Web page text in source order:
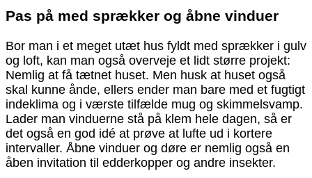
Pas på med sprækker og åbne vinduer
Bor man i et meget utæt hus fyldt med sprækker i gulv
og loft, kan man også overveje et lidt større projekt:
Nemlig at få tætnet huset. Men husk at huset også
skal kunne ånde, ellers ender man bare med et fugtigt
indeklima og i værste tilfælde mug og skimmelsvamp.
Lader man vinduerne stå på klem hele dagen, så er
det også en god idé at prøve at lufte ud i kortere
intervaller. Åbne vinduer og døre er nemlig også en
åben invitation til edderkopper og andre insekter.